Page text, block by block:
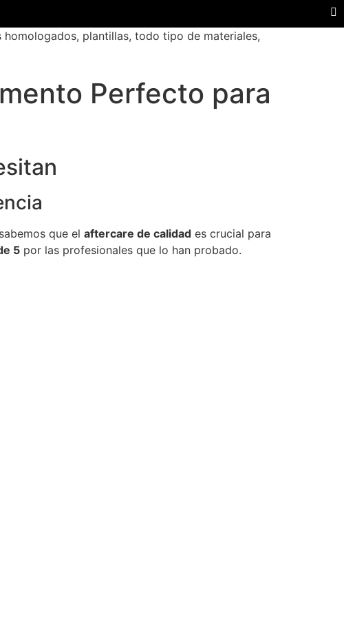
plantillas, todo tipo de materiales,
Perfecto para
que el aftercare de calidad es crucial para
5 por las profesionales que lo han probado.